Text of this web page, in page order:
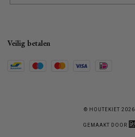
Veilig betalen
© HOUTEKIET 2026
GEMAAKT DOOR